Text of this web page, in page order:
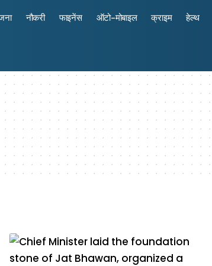
नौकरी फाइनेंस ऑटो-मोबाइल क्राइम हेल्थ